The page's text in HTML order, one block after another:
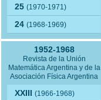
25(1970-1971)
24(1968-1969)
1952-1968
Revista de la Unión
Matemática Argentina y de la
Asociación Física Argentina
XXIII(1966-1968)